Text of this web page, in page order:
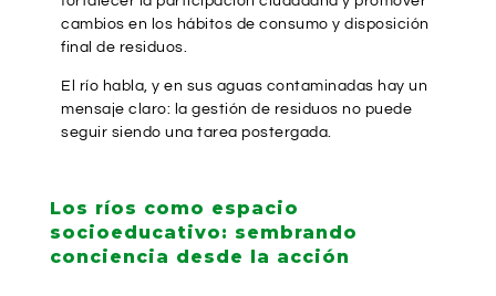
cambios en los hábitos de consumo y disposición
final de residuos.
El río habla, y en sus aguas contaminadas hay un
mensaje claro: la gestión de residuos no puede
seguir siendo una tarea postergada.
Los ríos como espacio
socioeducativo: sembrando
conciencia desde la acción